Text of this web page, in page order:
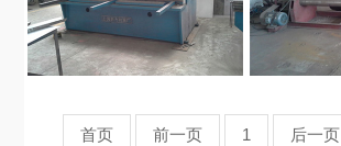
首页 前一页 1 后一页